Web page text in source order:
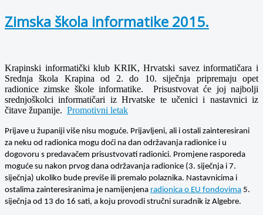
Zimska škola informatike 2015.
Krapinski informatički klub KRIK, Hrvatski savez informatičara i
Srednja škola Krapina od 2. do 10. siječnja pripremaju opet
radionice zimske škole informatike. Prisustvovat će joj najbolji
srednjoškolci informatičari iz Hrvatske te učenici i nastavnici iz
čitave županije. Promotivni letak
Prijave u županiji više nisu moguće. Prijavljeni, ali i ostali zainteresirani
za neku od radionica mogu doći na dan održavanja radionice i u
dogovoru s predavačem prisustvovati radionici. Promjene rasporeda
moguće su nakon prvog dana održavanja radionice (3. siječnja i 7.
siječnja) ukoliko bude previše ili premalo polaznika. Nastavnicima i
ostalima zainteresiranima je namijenjena radionica o EU fondovima 5.
siječnja od 13 do 16 sati, a koju provodi stručni suradnik iz Algebre.